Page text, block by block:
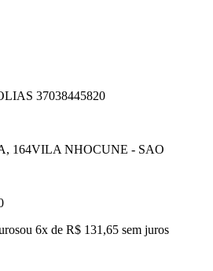
37038445820
164VILA NHOCUNE - SAO
ou 6x de R$ 131,65 sem juros